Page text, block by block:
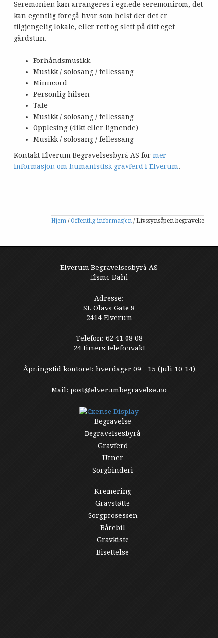
Seremonien kan arrangeres i egnede seremonirom, det
kan egentlig foregå hvor som helst der det er
tilgjengelig lokale, eller rett og slett på ditt eget
gårdstun.
Forhåndsmusikk
Musikk / solosang / fellessang
Minneord
Personlig hilsen
Tale
Musikk / solosang / fellessang
Opplesing (dikt eller lignende)
Musikk / solosang / fellessang
Kontakt Elverum Begravelsesbyrå AS for mer
informasjon om humanistisk gravferd i Elverum.
Hjem / Offentlig informasjon / Livssynsåpen begravelse
Elverum Begravelsesbyrå AS
Elsmo Dahl
Adresse:
St. Olavs Gate 8
2414 Elverum
Telefon: 62 41 08 08
24 timers telefonvakt
Åpningstid kontoret: hverdager 09 - 15 (Juli 10-14)
Mail: post@elverumbegravelse.no
Begravelse
Begravelsesbyrå
Gravferd
Urner
Sorgbinderi
Kremering
Gravstøtte
Sorgprosessen
Bårebil
Gravkiste
Bisettelse